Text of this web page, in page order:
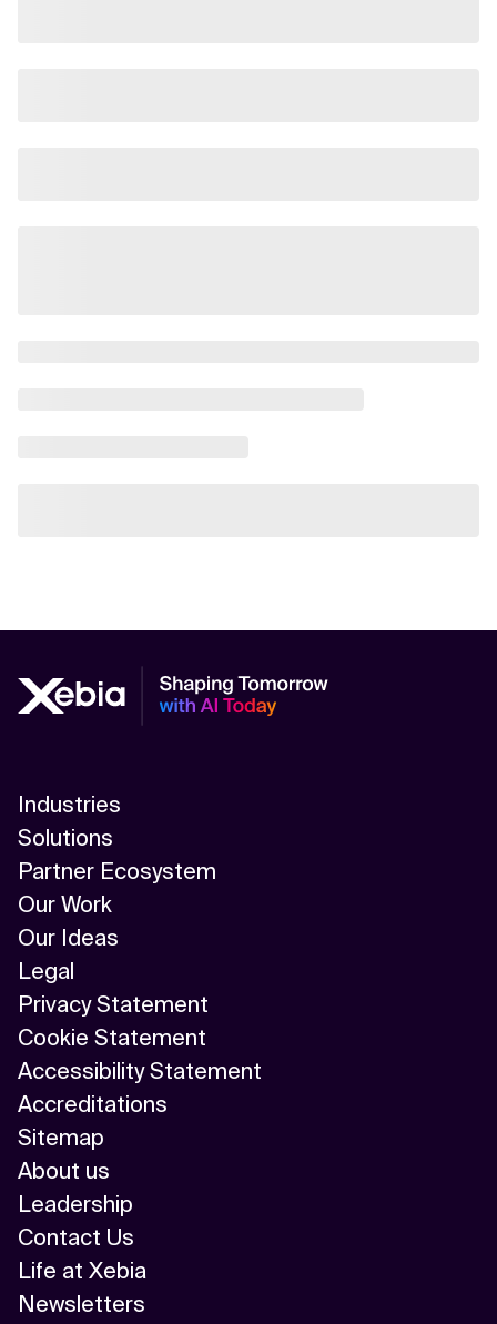
Industries
Solutions
Partner Ecosystem
Our Work
Our Ideas
Legal
Privacy Statement
Cookie Statement
Accessibility Statement
Accreditations
Sitemap
About us
Leadership
Contact Us
Life at Xebia
Newsletters